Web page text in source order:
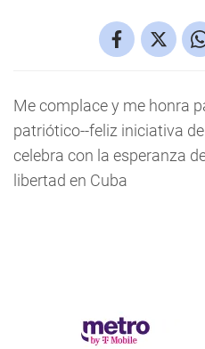
Me complace y me honra
patriótico--feliz iniciativa
celebra con la esperanza
libertad en Cuba